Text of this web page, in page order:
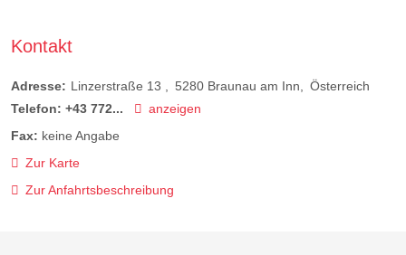
Kontakt
Adresse: Linzerstraße 13 5280 Braunau am Inn
Österreich
Telefon: +43 772...
anzeigen
Fax: keine Angabe
Zur Karte
Zur Anfahrtsbeschreibung